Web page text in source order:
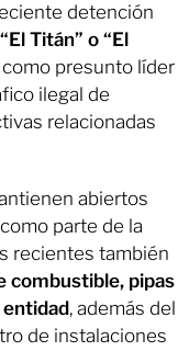
detención
“El Titán” o “El
presunto líder
ilegal de
relacionadas
abiertos
como parte de la
recientes también
combustible, pipas
entidad, además del
de instalaciones